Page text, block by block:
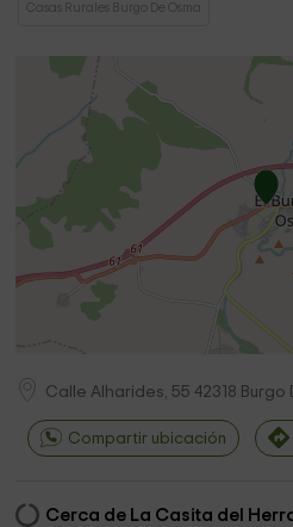
Casas Rurales Burgo De Osma
Calle Alharides, 55 42318 Burgo
Compartir ubicación
Cerca de La Casita del